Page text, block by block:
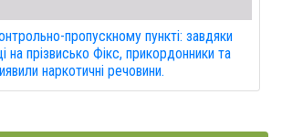
пропускному пункті: завдяки
на прізвисько Фікс, прикордонники та
наркотичні речовини.